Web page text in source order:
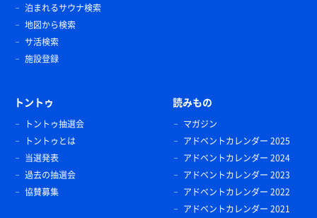
泊まれるサウナ検索
地図から検索
サ活検索
施設登録
トントゥ
トントゥ抽選会
トントゥとは
当選発表
過去の抽選会
協賛募集
読みもの
マガジン
アドベントカレンダー 2025
アドベントカレンダー 2024
アドベントカレンダー 2023
アドベントカレンダー 2022
アドベントカレンダー 2021